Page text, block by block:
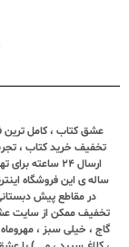
عشق کتاب ، کامل ترین
تخفیف خرید کتاب ،
ارسال ٢٤
ساله ی این فروشگاه
در مقاطع پیش
تخفیف ممکن از سایت
گاج ، خیلی سبز ، مهروماه